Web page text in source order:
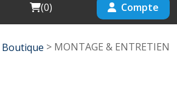
Cart
(0) Compte
Boutique > MONTAGE & ENTRETIEN